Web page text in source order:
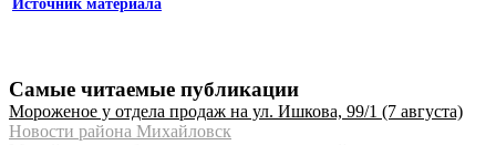
Источник материала
Самые читаемые публикации
Мороженое у отдела продаж на ул. Ишкова, 99/1 (7 августа)
Новости района Михайловск